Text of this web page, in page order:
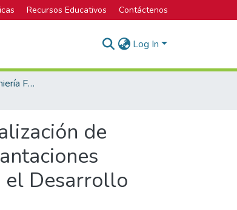
Recursos Educativos Contáctenos
Log In
Licenciatura en Ingeniería Forestal
de
el Desarrollo